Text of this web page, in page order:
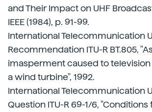
and Their Impact on UHF
IEEE (1984), p. 91-99.
International Telecommunication
Recommendation ITU-R BT.805,
imasperment caused to
a wind turbine", 1992.
International Telecommunication
Question ITU-R 69-1/6, "Conditions